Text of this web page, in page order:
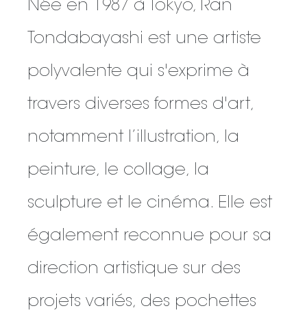
Née en 1987 à Tokyo, Ran
Tondabayashi est une artiste
polyvalente qui s'exprime à
travers diverses formes d'art,
notamment l’illustration, la
peinture, le collage, la
sculpture et le cinéma. Elle est
également reconnue pour sa
direction artistique sur des
projets variés, des pochettes